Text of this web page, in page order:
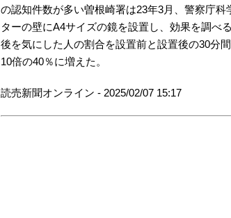
の認知件数が多い曽根崎署は23年3月、警察庁
ターの壁にA4サイズの鏡を設置し、効果を調べ
後を気にした人の割合を設置前と設置後の30分
10倍の40％に増えた。
読売新聞オンライン - 2025/02/07 15:17